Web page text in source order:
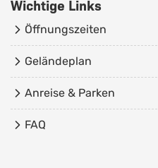
Wichtige Links
Öffnungszeiten
Geländeplan
Anreise & Parken
FAQ